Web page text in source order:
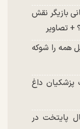
بازیگر نقش
+ تصاویر
همه را شوکه
داغ
پایتخت در